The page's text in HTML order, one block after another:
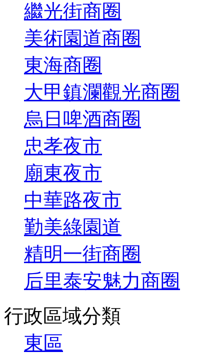
繼光街商圈
美術園道商圈
東海商圈
大甲鎮瀾觀光商圈
烏日啤酒商圈
忠孝夜市
廟東夜市
中華路夜市
勤美綠園道
精明一街商圈
后里泰安魅力商圈
行政區域分類
東區